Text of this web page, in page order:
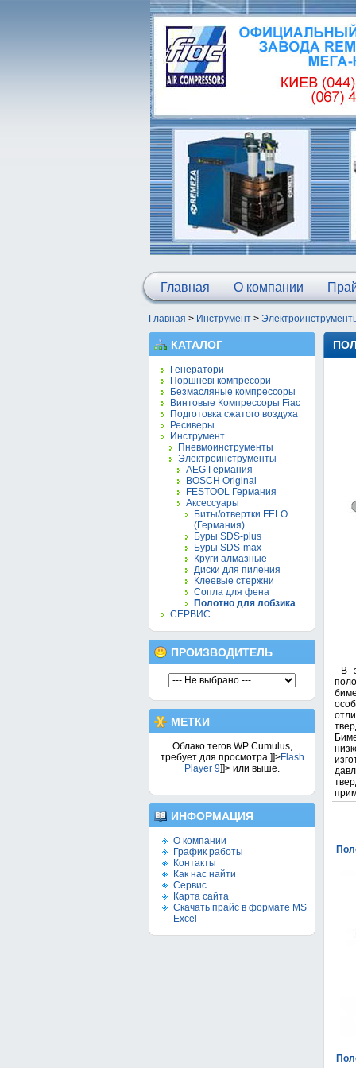
Главная О компании
Главная > Инструмент >
КАТАЛОГ
Генератори
Поршневі компресори
Безмасляные компрессоры
Винтовые Компрессоры Fiac
Подготовка сжатого воздуха
Ресиверы
Инструмент
Пневмоинструменты
Электроинструменты
AEG Германия
BOSCH Original
FESTOOL Германия
Аксессуары
Биты/отвертки FELO
(Германия)
Буры SDS-plus
Буры SDS-max
Круги алмазные
Диски для пиления
Клеевые стержни
Сопла для фена
Полотно для лобзика
СЕРВИС
ПРОИЗВОДИТЕЛЬ
МЕТКИ
Облако тегов WP Cumulus,
требует для просмотра ]]>Flash
Player 9]]> или выше.
ИНФОРМАЦИЯ
О компании
График работы
Контакты
Как нас найти
Сервис
Карта сайта
Скачать прайс в формате MS
Excel
В